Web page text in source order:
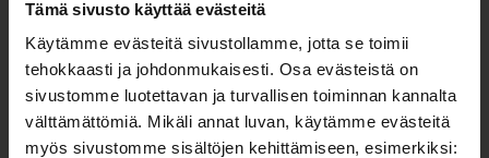
Tämä sivusto käyttää evästeitä
Käytämme evästeitä sivustollamme, jotta se toimii
tehokkaasti ja johdonmukaisesti. Osa evästeistä on
sivustomme luotettavan ja turvallisen toiminnan kannalta
välttämättömiä. Mikäli annat luvan, käytämme evästeitä
myös sivustomme sisältöjen kehittämiseen, esimerkiksi:
Facebook-sivu
Instagram-tili
Järjestäjä